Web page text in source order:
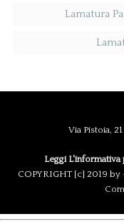
Lamatura
Via Pistoia,
Leggi L'informativa
COPYRIGHT [c] 2019 by